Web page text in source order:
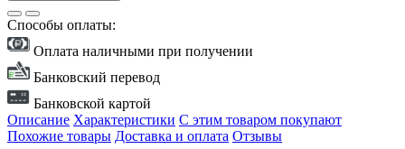
Способы оплаты:
Оплата наличными при получении
Банковский перевод
Банковской картой
Описание Характеристики С этим товаром покупают
Похожие товары Доставка и оплата Отзывы